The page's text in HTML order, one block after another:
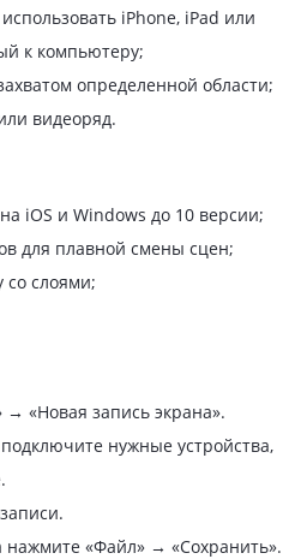
iPhone, iPad или
к компьютеру;
определенной области;
видеоряд.
iOS и Windows до 10 версии;
для плавной смены сцен;
со слоями;
«Новая запись экрана».
нужные устройства,
нажмите «Файл» → «Сохранить».